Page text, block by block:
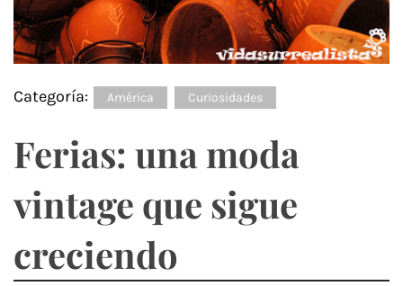
Categoría: América Curiosidades
Ferias: una moda
vintage que sigue
creciendo